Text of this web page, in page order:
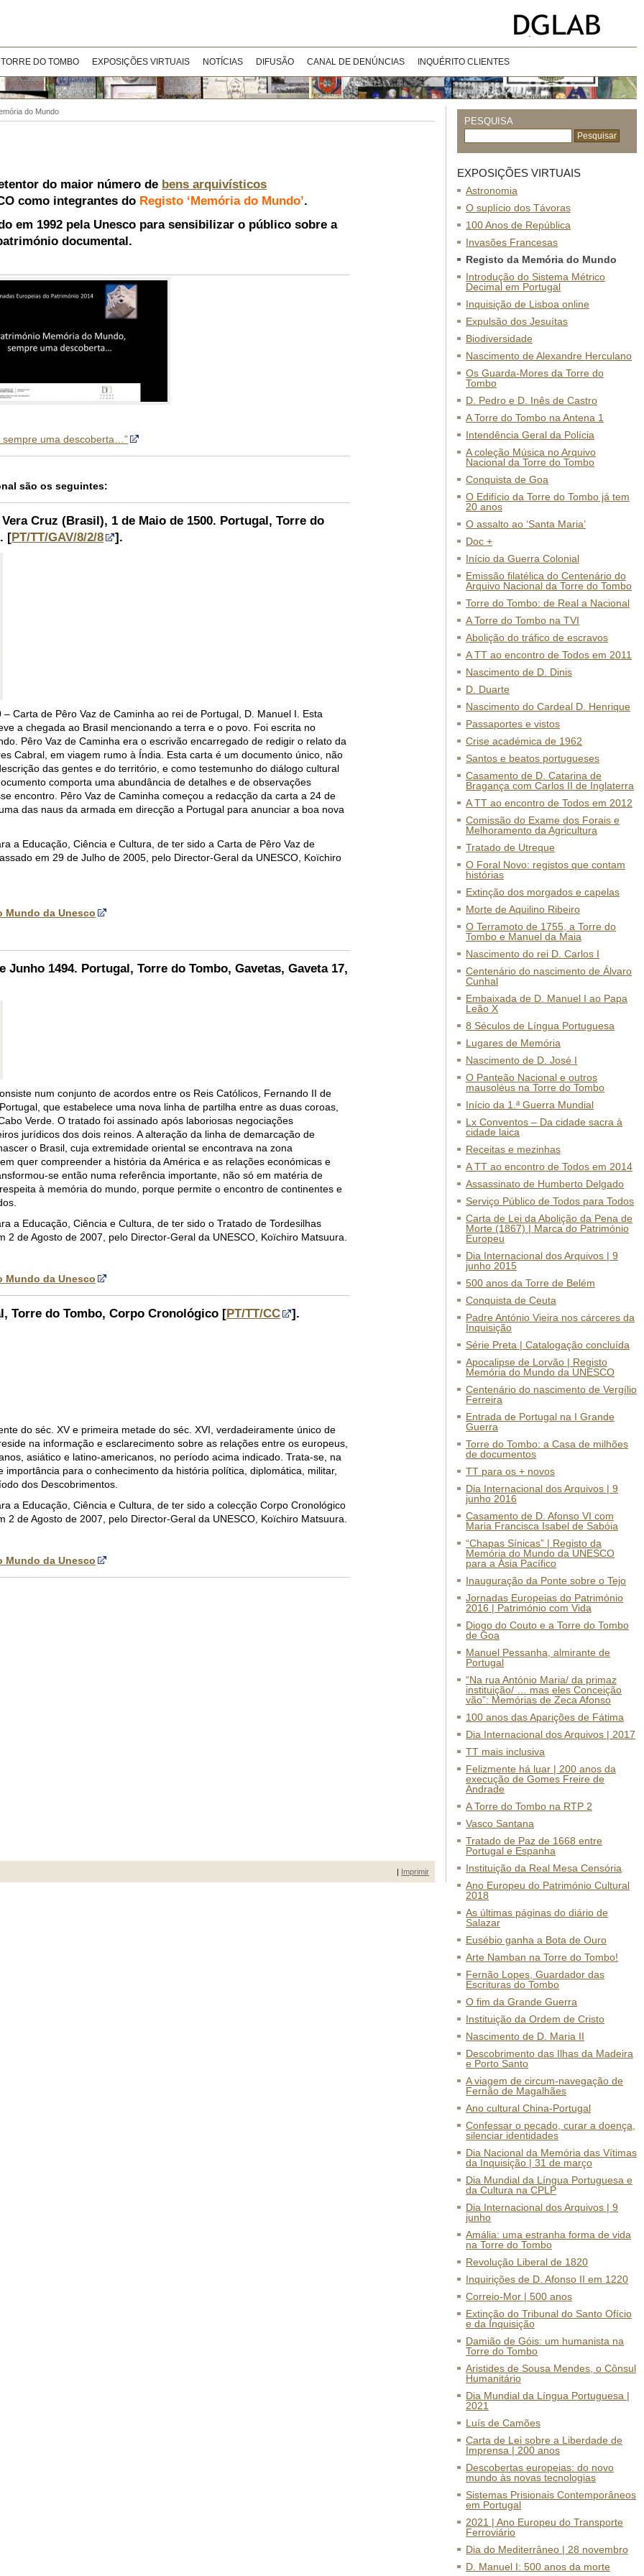
DO TOMBO EXPOSIÇÕES VIRTUAIS NOTÍCIAS DIFUSÃO CANAL DE DENÚNCIAS INQUÉRITO CLIENTES
do Mundo
do maior número de bens arquivísticos
como integrantes do Registo ‘Memória do Mundo’.
em 1992 pela Unesco para sensibilizar o público sobre a
documental.
sempre uma descoberta…”
são os seguintes:
Cruz (Brasil), 1 de Maio de 1500. Portugal, Torre do
[PT/TT/GAV/8/2/8 ].
Carta de Pêro Vaz de Caminha ao rei de Portugal, D. Manuel I. Esta
a chegada ao Brasil mencionando a terra e o povo. Foi escrita no
Pêro Vaz de Caminha era o escrivão encarregado de redigir o relato da
Cabral, em viagem rumo à Índia. Esta carta é um documento único, não
das gentes e do território, e como testemunho do diálogo cultural
comporta uma abundância de detalhes e de observações
encontro. Pêro Vaz de Caminha começou a redacção da carta a 24 de
das naus da armada em direcção a Portugal para anunciar a boa nova
a Educação, Ciência e Cultura, de ter sido a Carta de Pêro Vaz de
em 29 de Julho de 2005, pelo Director-Geral da UNESCO, Koïchiro
Mundo da Unesco
Junho 1494. Portugal, Torre do Tombo, Gavetas, Gaveta 17,
num conjunto de acordos entre os Reis Católicos, Fernando II de
que estabelece uma nova linha de partilha entre as duas coroas,
Verde. O tratado foi assinado após laboriosas negociações
jurídicos dos dois reinos. A alteração da linha de demarcação de
o Brasil, cuja extremidade oriental se encontrava na zona
quer compreender a história da América e as relações económicas e
se então numa referência importante, não só em matéria de
à memória do mundo, porque permite o encontro de continentes e
a Educação, Ciência e Cultura, de ter sido o Tratado de Tordesilhas
de Agosto de 2007, pelo Director-Geral da UNESCO, Koïchiro Matsuura.
Mundo da Unesco
Torre do Tombo, Corpo Cronológico [PT/TT/CC ].
do séc. XV e primeira metade do séc. XVI, verdadeiramente único de
na informação e esclarecimento sobre as relações entre os europeus,
asiático e latino-americanos, no período acima indicado. Trata-se, na
para o conhecimento da história política, diplomática, militar,
dos Descobrimentos.
a Educação, Ciência e Cultura, de ter sido a colecção Corpo Cronológico
de Agosto de 2007, pelo Director-Geral da UNESCO, Koïchiro Matsuura.
Mundo da Unesco
| Imprimir
PESQUISA
EXPOSIÇÕES VIRTUAIS
Astronomia
O suplício dos Távoras
100 Anos de República
Invasões Francesas
Registo da Memória do Mundo
Introdução do Sistema Métrico
Decimal em Portugal
Inquisição de Lisboa online
Expulsão dos Jesuítas
Biodiversidade
Nascimento de Alexandre Herculano
Os Guarda-Mores da Torre do
Tombo
D. Pedro e D. Inês de Castro
A Torre do Tombo na Antena 1
Intendência Geral da Polícia
A coleção Música no Arquivo
Nacional da Torre do Tombo
Conquista de Goa
O Edifício da Torre do Tombo já tem
20 anos
O assalto ao ‘Santa Maria’
Doc +
Início da Guerra Colonial
Emissão filatélica do Centenário do
Arquivo Nacional da Torre do Tombo
Torre do Tombo: de Real a Nacional
A Torre do Tombo na TVI
Abolição do tráfico de escravos
A TT ao encontro de Todos em 2011
Nascimento de D. Dinis
D. Duarte
Nascimento do Cardeal D. Henrique
Passaportes e vistos
Crise académica de 1962
Santos e beatos portugueses
Casamento de D. Catarina de
Bragança com Carlos II de Inglaterra
A TT ao encontro de Todos em 2012
Comissão do Exame dos Forais e
Melhoramento da Agricultura
Tratado de Utreque
O Foral Novo: registos que contam
histórias
Extinção dos morgados e capelas
Morte de Aquilino Ribeiro
O Terramoto de 1755, a Torre do
Tombo e Manuel da Maia
Nascimento do rei D. Carlos I
Centenário do nascimento de Álvaro
Cunhal
Embaixada de D. Manuel I ao Papa
Leão X
8 Séculos de Língua Portuguesa
Lugares de Memória
Nascimento de D. José I
O Panteão Nacional e outros
mausoléus na Torre do Tombo
Início da 1.ª Guerra Mundial
Lx Conventos – Da cidade sacra à
cidade laica
Receitas e mezinhas
A TT ao encontro de Todos em 2014
Assassinato de Humberto Delgado
Serviço Público de Todos para Todos
Carta de Lei da Abolição da Pena de
Morte (1867) | Marca do Património
Europeu
Dia Internacional dos Arquivos | 9
junho 2015
500 anos da Torre de Belém
Conquista de Ceuta
Padre António Vieira nos cárceres da
Inquisição
Série Preta | Catalogação concluída
Apocalipse de Lorvão | Registo
Memória do Mundo da UNESCO
Centenário do nascimento de Vergílio
Ferreira
Entrada de Portugal na I Grande
Guerra
Torre do Tombo: a Casa de milhões
de documentos
TT para os + novos
Dia Internacional dos Arquivos | 9
junho 2016
Casamento de D. Afonso VI com
Maria Francisca Isabel de Sabóia
“Chapas Sínicas” | Registo da
Memória do Mundo da UNESCO
para a Ásia Pacífico
Inauguração da Ponte sobre o Tejo
Jornadas Europeias do Património
2016 | Património com Vida
Diogo do Couto e a Torre do Tombo
de Goa
Manuel Pessanha, almirante de
Portugal
“Na rua António Maria/ da primaz
instituição/ … mas eles Conceição
vão”: Memórias de Zeca Afonso
100 anos das Aparições de Fátima
Dia Internacional dos Arquivos | 2017
TT mais inclusiva
Felizmente há luar | 200 anos da
execução de Gomes Freire de
Andrade
A Torre do Tombo na RTP 2
Vasco Santana
Tratado de Paz de 1668 entre
Portugal e Espanha
Instituição da Real Mesa Censória
Ano Europeu do Património Cultural
2018
As últimas páginas do diário de
Salazar
Eusébio ganha a Bota de Ouro
Arte Namban na Torre do Tombo!
Fernão Lopes, Guardador das
Escrituras do Tombo
O fim da Grande Guerra
Instituição da Ordem de Cristo
Nascimento de D. Maria II
Descobrimento das Ilhas da Madeira
e Porto Santo
A viagem de circum-navegação de
Fernão de Magalhães
Ano cultural China-Portugal
Confessar o pecado, curar a doença,
silenciar identidades
Dia Nacional da Memória das Vítimas
da Inquisição | 31 de março
Dia Mundial da Língua Portuguesa e
da Cultura na CPLP
Dia Internacional dos Arquivos | 9
junho
Amália: uma estranha forma de vida
na Torre do Tombo
Revolução Liberal de 1820
Inquirições de D. Afonso II em 1220
Correio-Mor | 500 anos
Extinção do Tribunal do Santo Ofício
e da Inquisição
Damião de Góis: um humanista na
Torre do Tombo
Aristides de Sousa Mendes, o Cônsul
Humanitário
Dia Mundial da Língua Portuguesa |
2021
Luís de Camões
Carta de Lei sobre a Liberdade de
Imprensa | 200 anos
Descobertas europeias: do novo
mundo às novas tecnologias
Sistemas Prisionais Contemporâneos
em Portugal
2021 | Ano Europeu do Transporte
Ferroviário
Dia do Mediterrâneo | 28 novembro
D. Manuel I: 500 anos da morte